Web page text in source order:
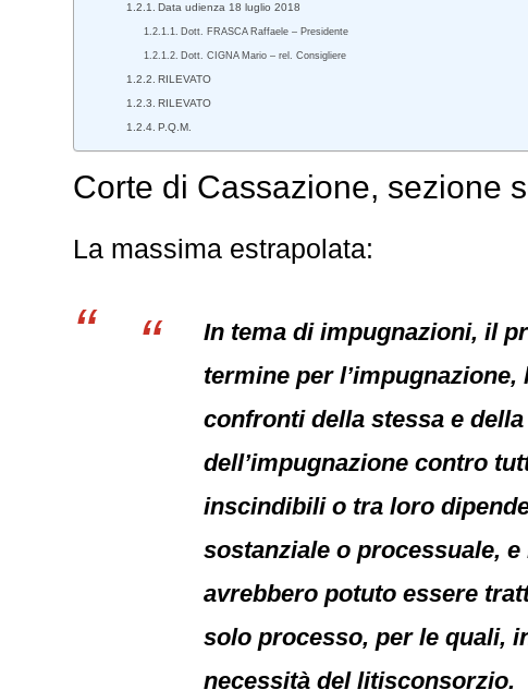
Data udienza 18 luglio 2018
Dott. FRASCA Raffaele – Presidente
Dott. CIGNA Mario – rel. Consigliere
RILEVATO
RILEVATO
P.Q.M.
Corte di Cassazione, sezione
La massima estrapolata:
In tema di impugnazioni, il
termine per
confronti della stessa e
dell’impugnazione contro
inscindibili o tra loro
sostanziale o processuale,
avrebbero potuto essere
solo processo, per le quali,
necessità del litisconsorzio.